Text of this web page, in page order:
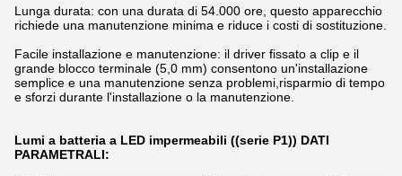
Lunga durata: con una durata di 54.000 ore, questo apparecchio
richiede una manutenzione minima e riduce i costi di sostituzione.
Facile installazione e manutenzione: il driver fissato a clip e il
grande blocco terminale (5,0 mm) consentono un'installazione
semplice e una manutenzione senza problemi,risparmio di tempo
e sforzi durante l'installazione o la manutenzione.
Lumi a batteria a LED impermeabili ((serie P1)) DATI
PARAMETRALI: